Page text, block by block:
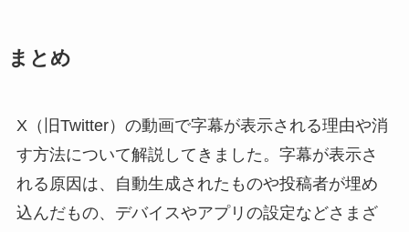
まとめ
X（旧Twitter）の動画で字幕が表示される理由や消
す方法について解説してきました。字幕が表示さ
れる原因は、自動生成されたものや投稿者が埋め
込んだもの、デバイスやアプリの設定などさまざ